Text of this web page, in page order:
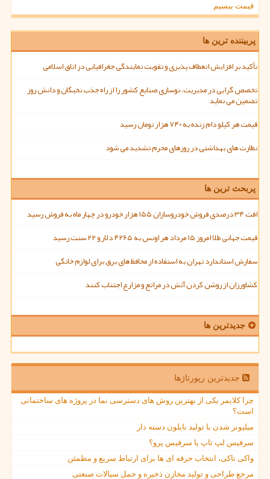
قیمت بیسیم
پربیننده ترین ها
تأکید بر افزایش انعطاف پذیری و تقویت نمایندگی جغرافیایی در اتاق اسلامی
تخصص گرایی در مدیریت، نوسازی صنایع کشور را از راه جذب نخبگان و دانش روز
تضمین می نماید
قیمت هر کیلو دام زنده به ۷۴۰ هزار تومان رسید
نظارت های بهداشتی در روزهای محرم تشدید می شود
پربحث ترین ها
افت ۳۴ درصدی فروش خودروسازان ۱۵۵ هزار خودرو در چهار ماه به فروش رسید
قیمت جهانی طلا امروز ۱۵ مرداد هر اونس به ۴۲۶۵ دلار و ۲۲ سنت رسید
سفارش استاندارد تهران به استفاده از محافظ های برق برای لوازم خانگی
کشاورزان از روشن کردن آتش در مراتع و مزارع اجتناب کنند
جدیدترین ها
جدیدترین رپورتاژها
چرا کلایمر یکی از بهترین روش های دسترسی نما در پروژه های ساختمانی
است؟
میلیونر شدن با تولید نایلون دسته دار
سرفیس لپ تاپ یا سرفیس پرو؟
واکی تاکی، انتخاب حرفه ای ها برای ارتباط سریع و مطمئن
مرجع طراحی و تولید مخازن ذخیره و حمل سیالات صنعتی